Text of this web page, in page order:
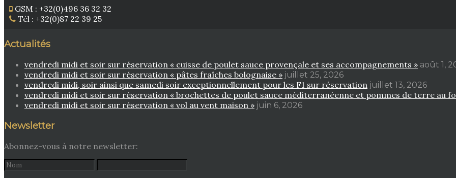
GSM : +32(0)496 36 32 32
Tél : +32(0)87 22 39 25
Actualités
vendredi midi et soir sur réservation « cuisse de poulet sauce provençale et ses accompagnements » août 1,
vendredi midi et soir sur réservation « pâtes fraîches bolognaise » juillet 25, 2026
vendredi midi, soir ainsi que samedi soir exceptionnellement pour les F1 sur réservation juillet 13, 2026
vendredi midi et soir sur réservation « brochettes de poulet sauce méditerranéenne et pommes de terre au
vendredi midi et soir sur réservation « vol au vent maison » juin 6, 2026
Newsletter
Abonnez-vous à notre newsletter: